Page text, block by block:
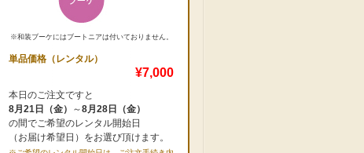
※和装ブーケにはブートニアは付いておりません。
単品価格（レンタル）
¥7,000
本日のご注文ですと
8月21日（金）
～8月28日（金）
の間でご希望のレンタル開始日
（お届け希望日）をお選び頂けます。